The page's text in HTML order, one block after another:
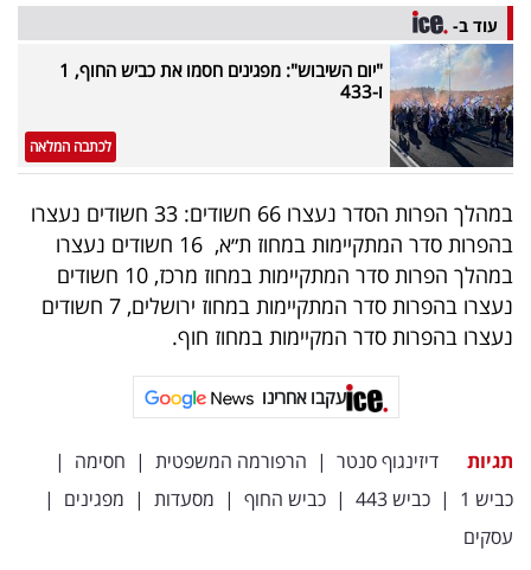
פרסמו
באייס
עקבו
אחרינו:
עוד ב-
"יום השיבוש": מפגינים חסמו את כביש החוף, 1
ו-433
לכתבה המלאה
במהלך הפרות הסדר נעצרו 66 חשודים: 33 חשודים נעצרו
בהפרות סדר המתקיימות במחוז ת״א, 16 חשודים נעצרו
במהלך הפרות סדר המתקיימות במחוז מרכז, 10 חשודים
נעצרו בהפרות סדר המתקיימות במחוז ירושלים, 7 חשודים
נעצרו בהפרות סדר המקיימות במחוז חוף.
עקבו אחרינו
תגיות דיזינגוף סנטר | הרפורמה המשפטית | חסימה |
כביש 1
| כביש 443 | כביש החוף | מסעדות | מפגינים |
עסקים